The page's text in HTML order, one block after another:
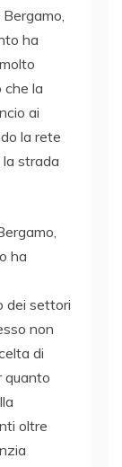
ha
che la
ai
la rete
strada
ha
dei settori
non
di
quanto
oltre